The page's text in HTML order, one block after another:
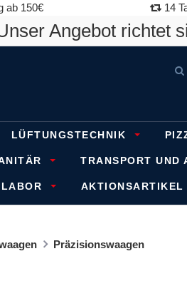
ab 150€ 14
Angebot richtet
LÜFTUNGSTECHNIK
TRANSPORT UND
LABOR AKTIONSARTIKEL
Präzisionswaagen